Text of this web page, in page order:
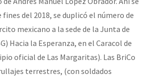
la Humanidad. (Las poblaciones y
fines del 2018, se duplicó el número de
mexicano a la sede de la Junta de
Hacia la Esperanza, en el Caracol de
oficial de Las Margaritas). Las BriCo
terrestres, (con soldados